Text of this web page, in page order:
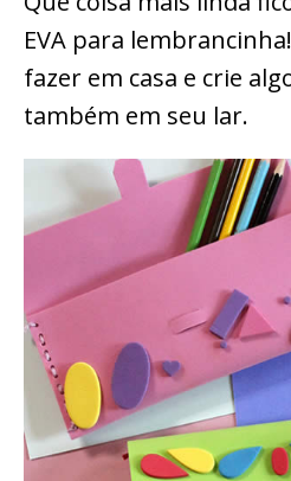
EVA para
fazer em casa e crie
também em seu lar.